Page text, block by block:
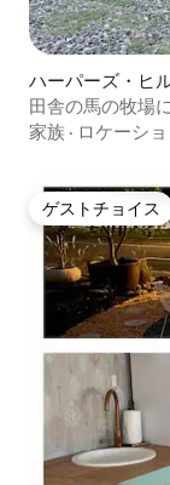
ハーパーズ・ヒ
田舎の馬の牧場
ルーム。
家族 · ロケーシ
ゲストチョイス
ゲストチョイス